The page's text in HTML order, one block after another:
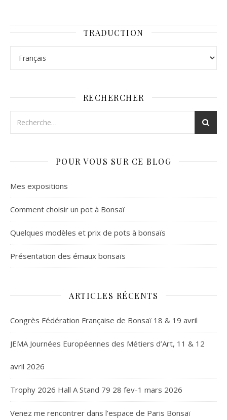
TRADUCTION
RECHERCHER
POUR VOUS SUR CE BLOG
Mes expositions
Comment choisir un pot à Bonsaï
Quelques modèles et prix de pots à bonsaïs
Présentation des émaux bonsaïs
ARTICLES RÉCENTS
Congrès Fédération Française de Bonsaï 18 & 19 avril
JEMA Journées Européennes des Métiers d’Art, 11 & 12
avril 2026
Trophy 2026 Hall A Stand 79 28 fev-1 mars 2026
Venez me rencontrer dans l’espace de Paris Bonsaï